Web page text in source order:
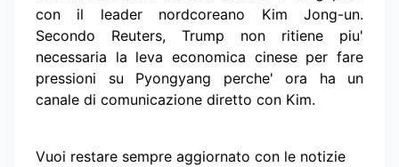
con il leader nordcoreano Kim Jong-un.
Secondo Reuters, Trump non ritiene piu'
necessaria la leva economica cinese per fare
pressioni su Pyongyang perche' ora ha un
canale di comunicazione diretto con Kim.
Vuoi restare sempre aggiornato con le notizie